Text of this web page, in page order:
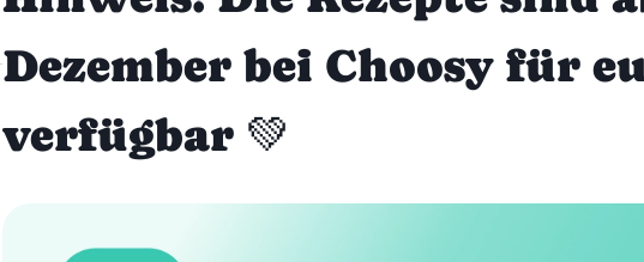
Dezember bei Choosy für
verfügbar 💚